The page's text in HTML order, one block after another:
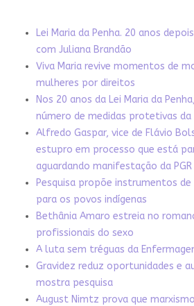
Lei Maria da Penha. 20 anos
com Juliana Brandão
Viva Maria revive momentos de
mulheres por direitos
Nos 20 anos da Lei Maria da
número de medidas protetivas
Alfredo Gaspar, vice de Flávio
estupro em processo que está
aguardando manifestação da PGR
Pesquisa propõe instrumentos
para os povos indígenas
Bethânia Amaro estreia no
profissionais do sexo
A luta sem tréguas da
Gravidez reduz oportunidades e
mostra pesquisa
August Nimtz prova que